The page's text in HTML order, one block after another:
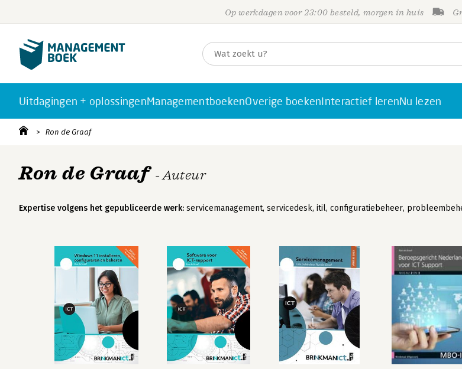
Op werkdagen voor 23:00 besteld, morgen in huis
Uitdagingen + oplossingenManagementboekenOverige boekenInteractief lerenNu lezen
Ron de Graaf
Ron de Graaf - Auteur
Expertise volgens het gepubliceerde werk: servicemanagement, servicedesk, itil, configuratiebeheer,